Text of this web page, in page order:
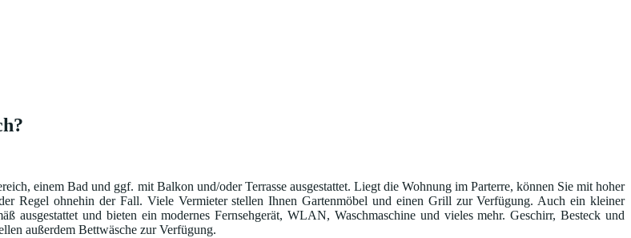
einem Bad und ggf. mit Balkon und/oder Terrasse ausgestattet. Liegt die Wohnung im Parterre, können Sie mit hoher
Regel ohnehin der Fall. Viele Vermieter stellen Ihnen Gartenmöbel und einen Grill zur Verfügung. Auch ein kleiner
und bieten ein modernes Fernsehgerät, WLAN, Waschmaschine und vieles mehr. Geschirr, Besteck und
außerdem Bettwäsche zur Verfügung.